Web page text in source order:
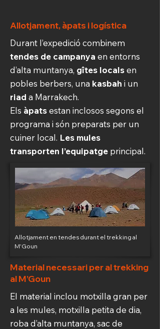
Allotjament, àpats i logística
Durant l’expedició combinem
tendes de campanya en entorns
d’alta muntanya, gîtes localsen
pobles berbers, una kasbah i un
riad a Marrakech.
Els àpatsestan inclosos segons el
programa i són preparats per un
cuiner local. Les mules
transporten l’equipatge principal.
Allotjament en tendes durant el trekking al
M'Goun
Material necessari per al trekking
al M’Goun
El material inclou motxilla gran per
a les mules, motxilla petita de dia,
roba d’alta muntanya, sac de